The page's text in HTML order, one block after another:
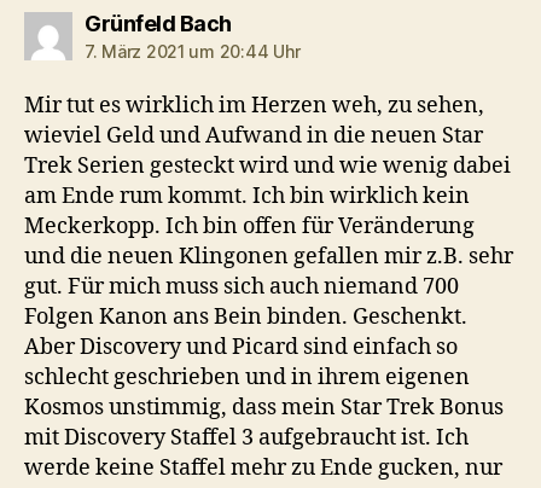
Grünfeld Bachsagt:
7. März 2021 um 20:44 Uhr
Mir tut es wirklich im Herzen weh, zu sehen,
wieviel Geld und Aufwand in die neuen Star
Trek Serien gesteckt wird und wie wenig dabei
am Ende rum kommt. Ich bin wirklich kein
Meckerkopp. Ich bin offen für Veränderung
und die neuen Klingonen gefallen mir z.B. sehr
gut. Für mich muss sich auch niemand 700
Folgen Kanon ans Bein binden. Geschenkt.
Aber Discovery und Picard sind einfach so
schlecht geschrieben und in ihrem eigenen
Kosmos unstimmig, dass mein Star Trek Bonus
mit Discovery Staffel 3 aufgebraucht ist. Ich
werde keine Staffel mehr zu Ende gucken, nur